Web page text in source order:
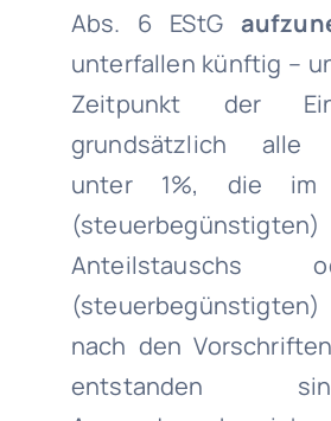
Abs. 6 EStG
unterfallen künftig –
Zeitpunkt der
grundsätzlich alle
unter 1%, die im
(steuerbegünstigten)
Anteilstauschs
nach den
entstanden